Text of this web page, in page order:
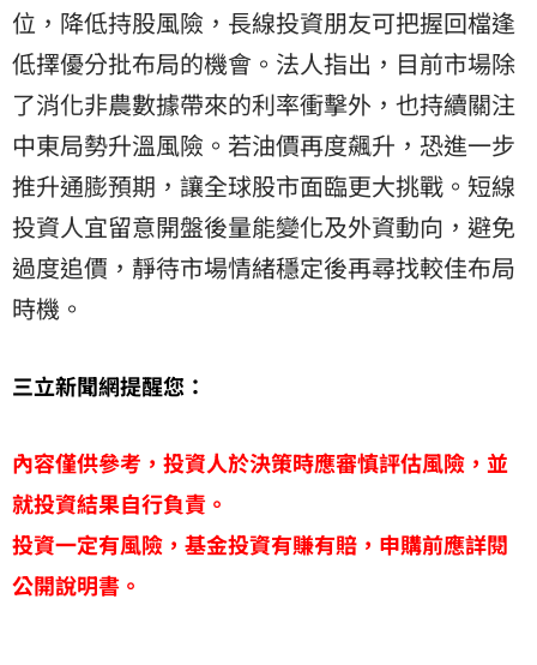
位，降低持股風險，長線投資朋友可把握回檔逢
低擇優分批布局的機會。法人指出，目前市場除
了消化非農數據帶來的利率衝擊外，也持續關注
中東局勢升溫風險。若油價再度飆升，恐進一步
推升通膨預期，讓全球股市面臨更大挑戰。短線
投資人宜留意開盤後量能變化及外資動向，避免
過度追價，靜待市場情緒穩定後再尋找較佳布局
時機。
三立新聞網提醒您：
內容僅供參考，投資人於決策時應審慎評估風險，並
就投資結果自行負責。
投資一定有風險，基金投資有賺有賠，申購前應詳閱
公開說明書。